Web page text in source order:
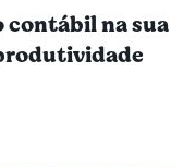
contábil na sua